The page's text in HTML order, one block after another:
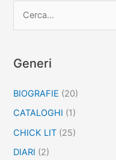
c
:
Generi
BIOGRAFIE (20)
CATALOGHI (1)
CHICK LIT (25)
DIARI (2)